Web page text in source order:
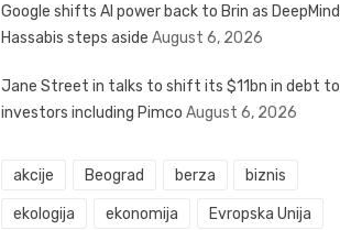
Google shifts AI power back to Brin as
Hassabis steps aside August 6, 2026
Jane Street in talks to shift its $11bn in debt to
investors including Pimco August 6, 2026
akcije Beograd berza biznis
ekologija ekonomija Evropska Unija